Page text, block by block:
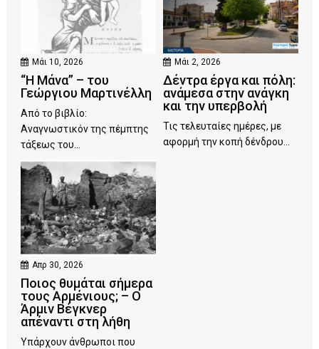
Μάι 10, 2026
“Η Μάνα” – του
Γεώργιου Μαρτινέλλη
Από το βιβλίο:
Αναγνωστικόν της πέμπτης
τάξεως του...
Μάι 2, 2026
Δέντρα έργα και πόλη:
ανάμεσα στην ανάγκη
και την υπερβολή
Τις τελευταίες ημέρες, με
αφορμή την κοπή δένδρου...
Απρ 30, 2026
Ποιος θυμάται σήμερα
τους Αρμένιους; – Ο
Άρμιν Βέγκνερ
απέναντι στη λήθη
Υπάρχουν άνθρωποι που